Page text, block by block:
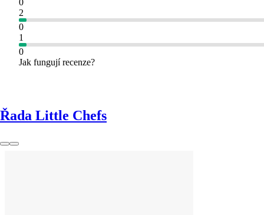
0
2
0
1
0
Jak fungují recenze?
Řada Little Chefs